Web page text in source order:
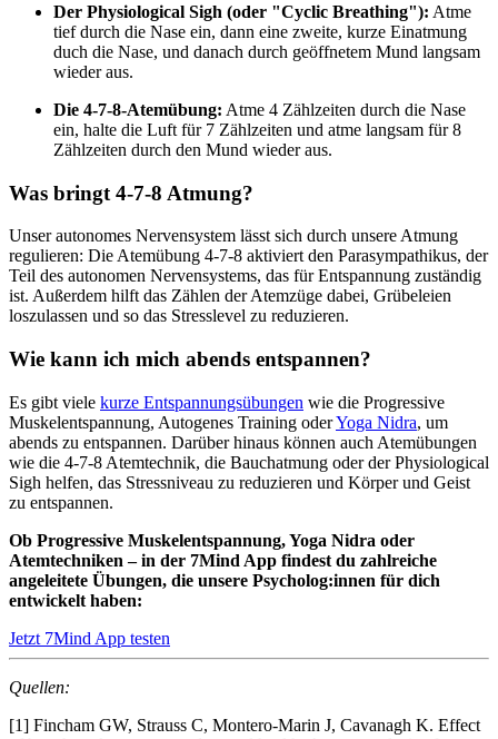
Der Physiological Sigh (oder "Cyclic Breathing"): Atme
tief durch die Nase ein, dann eine zweite, kurze Einatmung
duch die Nase, und danach durch geöffnetem Mund langsam
wieder aus.
Die 4-7-8-Atemübung: Atme 4 Zählzeiten durch die Nase
ein, halte die Luft für 7 Zählzeiten und atme langsam für 8
Zählzeiten durch den Mund wieder aus.
Was bringt 4-7-8 Atmung?
Unser autonomes Nervensystem lässt sich durch unsere Atmung
regulieren: Die Atemübung 4-7-8 aktiviert den Parasympathikus, der
Teil des autonomen Nervensystems, das für Entspannung zuständig
ist. Außerdem hilft das Zählen der Atemzüge dabei, Grübeleien
loszulassen und so das Stresslevel zu reduzieren.
Wie kann ich mich abends entspannen?
Es gibt viele kurze Entspannungsübungen wie die Progressive
Muskelentspannung, Autogenes Training oderYoga Nidra, um
abends zu entspannen. Darüber hinaus können auch Atemübungen
wie die 4-7-8 Atemtechnik, die Bauchatmung oder der Physiological
Sigh helfen, das Stressniveau zu reduzieren und Körper und Geist
zu entspannen.
Ob Progressive Muskelentspannung, Yoga Nidra oder
Atemtechniken – in der 7Mind App findest du zahlreiche
angeleitete Übungen, die unsere Psycholog:innen für dich
entwickelt haben:
Jetzt 7Mind App testen
Quellen:
[1] Fincham GW, Strauss C, Montero-Marin J, Cavanagh K. Effect